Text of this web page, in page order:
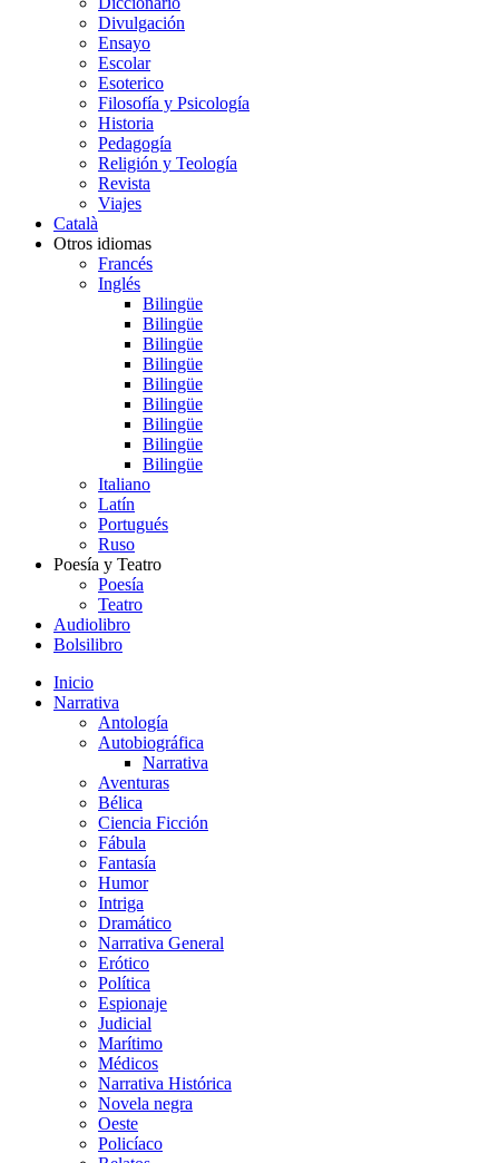
Divulgación
Ensayo
Escolar
Esoterico
Filosofía y Psicología
Historia
Pedagogía
Religión y Teología
Revista
Viajes
Català
Otros idiomas
Francés
Inglés
Bilingüe
Bilingüe
Bilingüe
Bilingüe
Bilingüe
Bilingüe
Bilingüe
Bilingüe
Bilingüe
Italiano
Latín
Portugués
Ruso
Poesía y Teatro
Poesía
Teatro
Audiolibro
Bolsilibro
Inicio
Narrativa
Antología
Autobiográfica
Narrativa
Aventuras
Bélica
Ciencia Ficción
Fábula
Fantasía
Humor
Intriga
Dramático
Narrativa General
Erótico
Política
Espionaje
Judicial
Marítimo
Médicos
Narrativa Histórica
Novela negra
Oeste
Policíaco